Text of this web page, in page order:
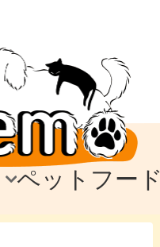
ペットフード